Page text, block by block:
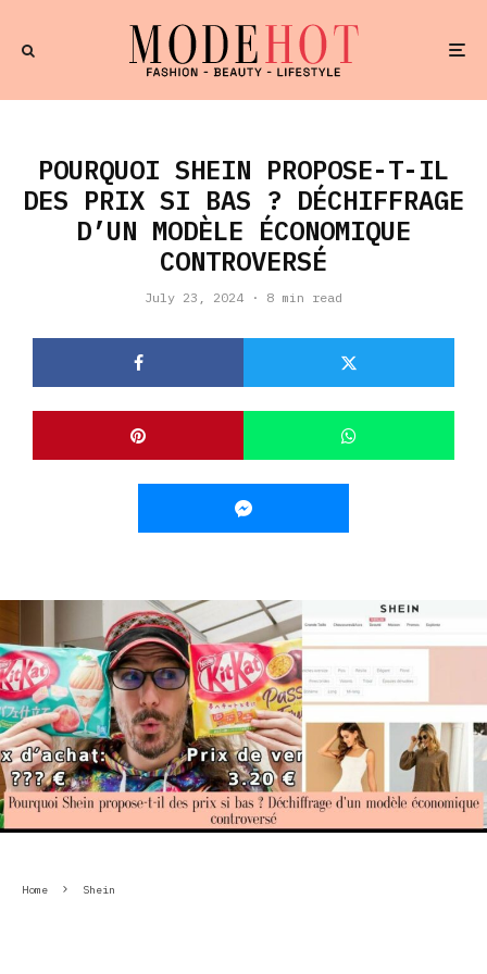
POURQUOI SHEIN PROPOSE-T-IL
DES PRIX SI BAS ? DÉCHIFFRAGE
D’UN MODÈLE ÉCONOMIQUE
CONTROVERSÉ
July 23, 2024 · 8 min read
Home Shein